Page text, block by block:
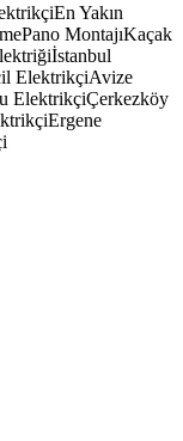
En Yakın
Pano MontajıKaçak
İstanbul
ElektrikçiAvize
ElektrikçiÇerkezköy
Ergene